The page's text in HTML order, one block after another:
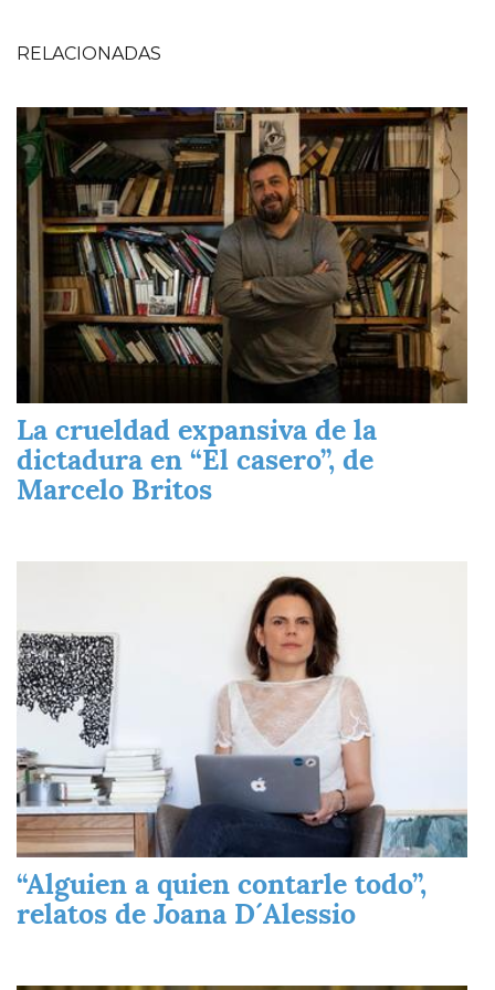
RELACIONADAS
Imagen
La crueldad expansiva de la
dictadura en “El casero”, de
Marcelo Britos
“Alguien a quien contarle todo”,
relatos de Joana D´Alessio